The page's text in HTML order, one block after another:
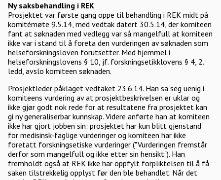
Ny saksbehandling i REK
Prosjektet var første gang oppe til behandling i REK midt på
komitémøte 9.5.14, med vedtak datert 30.5.14, der komiteen
fant at søknaden med vedlegg var så mangelfull at komiteen
ikke var i stand til å foreta den vurderingen av søknaden som
helseforskningsloven forutsetter. Med hjemmel i
helseforskningslovens § 10, jf. forskningsetikklovens § 4, 2.
ledd, avslo komiteen søknaden.
Prosjektleder påklaget vedtaket 23.6.14. Han sa seg uenig i
komiteens vurdering av at prosjektbeskrivelsen er uklar og
ikke gjør godt nok rede for at resultatene fra prosjektet kan
gi ny generaliserbar kunnskap. Videre anførte han at komiteen
ikke har gjort jobben sin: prosjektet har kun blitt gjenstand
for medisinsk-faglige vurderinger og komiteen har ikke
foretatt forskningsetiske vurderinger ("Vurderingen fremstår
derfor som mangelfull og ikke etter sin hensikt"). Han
fremholdt også at REK ikke har oppfylt forpliktelsen til å få
saken tilstrekkelig opplyst før den ble behandlet. Når det